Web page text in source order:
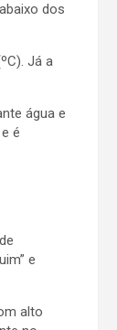
dos
Já a
água e
é
e
alto